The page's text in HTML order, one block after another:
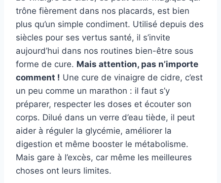
trône fièrement dans nos placards, est bien
plus qu’un simple condiment. Utilisé depuis des
siècles pour ses vertus santé, il s’invite
aujourd’hui dans nos routines bien-être sous
forme de cure. Mais attention, pas n’importe
comment ! Une cure de vinaigre de cidre, c’est
un peu comme un marathon : il faut s’y
préparer, respecter les doses et écouter son
corps. Dilué dans un verre d’eau tiède, il peut
aider à réguler la glycémie, améliorer la
digestion et même booster le métabolisme.
Mais gare à l’excès, car même les meilleures
choses ont leurs limites.